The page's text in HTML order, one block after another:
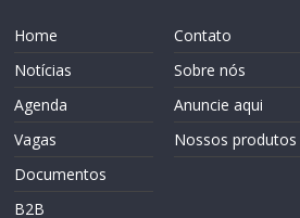
Home
Notícias
Agenda
Vagas
Documentos
B2B
Contato
Sobre nós
Anuncie aqui
Nossos produtos